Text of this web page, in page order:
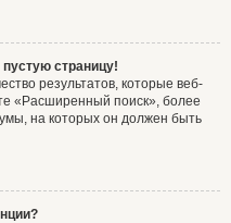
пустую страницу!
результатов, которые веб-
«Расширенный поиск», более
на которых он должен быть